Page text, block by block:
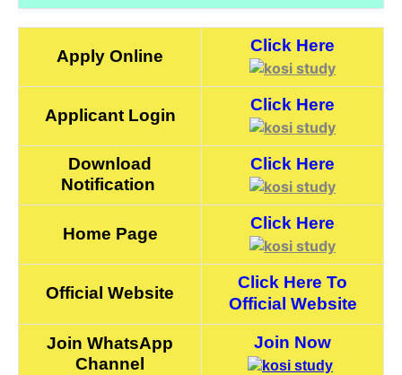
Apply Online
Click Here
Applicant Login
Click Here
Download
Notification
Click Here
Home Page
Click Here
Official Website
Click Here To
Official Website
Join WhatsApp
Channel
Join Now